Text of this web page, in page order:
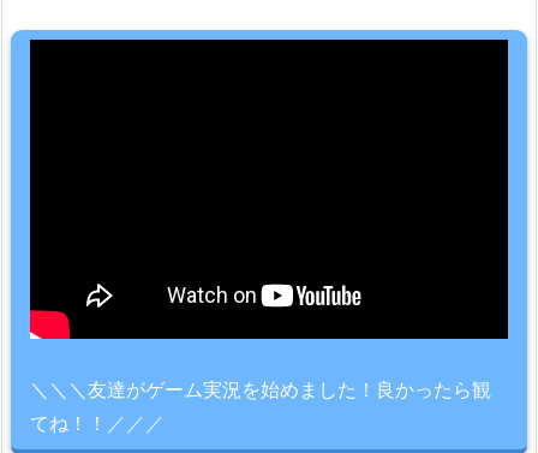
＼＼＼友達がゲーム実況を始めました！良かったら観
てね！！／／／